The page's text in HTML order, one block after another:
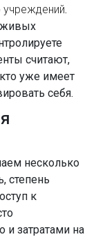
учреждений.
живых
считают,
уже имеет
себя.
несколько
степень
к
и затратами на